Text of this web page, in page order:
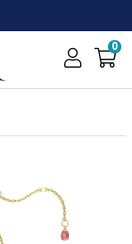
0